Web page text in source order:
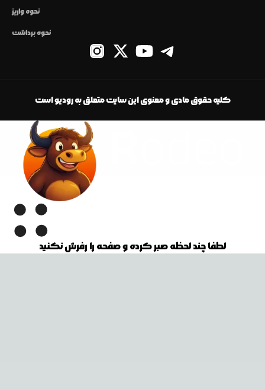
نحوه واریز
نحوه برداشت
کلیه حقوق مادی و معنوی این سایت متعلق به رودیو است
لطفا چند لحظه صبر کرده و صفحه را رفرش نکنید